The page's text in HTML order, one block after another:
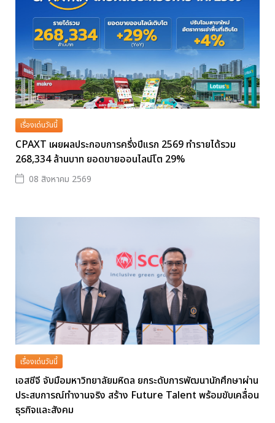
เรื่องเด่นวันนี้
CPAXT เผยผลประกอบการครึ่งปีแรก 2569 ทำรายได้รวม
268,334 ล้านบาท ยอดขายออนไลน์โต 29%
08 สิงหาคม 2569
เรื่องเด่นวันนี้
เอสซีจี จับมือมหาวิทยาลัยมหิดล ยกระดับการพัฒนานักศึกษาผ่าน
ประสบการณ์ทำงานจริง สร้าง Future Talent พร้อมขับเคลื่อน
ธุรกิจและสังคม